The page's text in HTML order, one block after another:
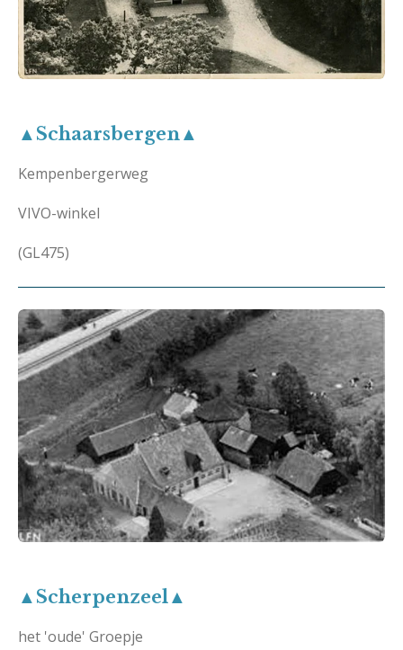
▲Schaarsbergen▲
Kempenbergerweg
VIVO-winkel
(GL475)
▲Scherpenzeel▲
het 'oude' Groepje